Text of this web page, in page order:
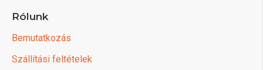
Rólunk
Bemutatkozás
Szállítási feltételek